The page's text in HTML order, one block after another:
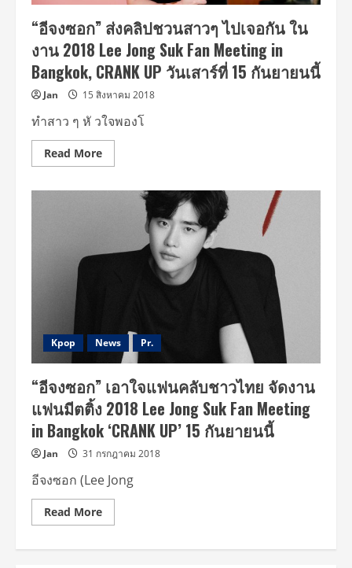
“อีจงซอก” ส่งคลิปชวนสาวๆ ไปเจอกัน ใน
งาน 2018 Lee Jong Suk Fan Meeting in
Bangkok, CRANK UP วันเสาร์ที่ 15 กันยายนนี้
Jan 15 สิงหาคม 2018
ทำสาว ๆ หั วใจพองโ
Read MoreRead
more
สาวๆ
Jong
Suk
Fan
in
Bangkok,
CRANK
UP
วัน
เสาร์
ที่
15
กันยายน
นี้
Kpop News Pr.
“อีจงซอก” เอาใจแฟนคลับชาวไทย จัดงาน
แฟนมีตติ้ง 2018 Lee Jong Suk Fan Meeting
in Bangkok ‘CRANK UP’ 15 กันยายนนี้
Jan 31 กรกฎาคม 2018
อีจงซอก (Lee Jong
Read MoreRead
more